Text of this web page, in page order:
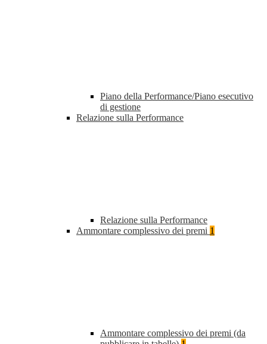
Piano della Performance/Piano esecutivo
di gestione
Relazione sulla Performance
Relazione sulla Performance
Ammontare complessivo dei premi 1
Ammontare complessivo dei premi (da